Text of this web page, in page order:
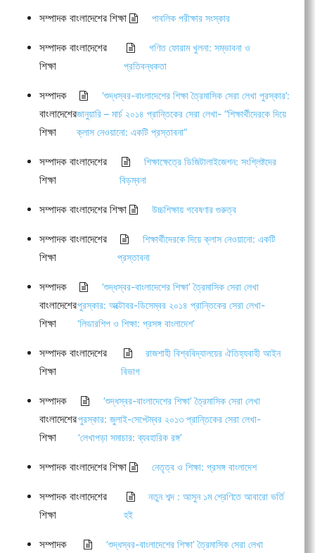
সম্পাদক বাংলাদেশের শিক্ষা পাবলিক পরীক্ষার সংস্কার
সম্পাদক বাংলাদেশের
শিক্ষা
গণিত ফোরাম খুলনা: সম্ভাবনা ও
প্রতিবন্ধকতা
সম্পাদক
বাংলাদেশের
শিক্ষা
‘শুদ্ধস্বর-বাংলাদেশের শিক্ষা ত্রৈমাসিক সেরা লেখা পুরস্কার’:
জানুয়ারি – মার্চ ২০১৪ প্রান্তিকের সেরা লেখা- “শিক্ষার্থীদেরকে দিয়ে
ক্লাস নেওয়ানো: একটি প্রস্তাবনা”
সম্পাদক বাংলাদেশের
শিক্ষা
শিক্ষাক্ষেত্রে ডিজিটালাইজেশন: সংশ্লিষ্টদের
বিড়ম্বনা
সম্পাদক বাংলাদেশের শিক্ষা উচ্চশিক্ষায় গবেষণার গুরুত্ব
সম্পাদক বাংলাদেশের
শিক্ষা
শিক্ষার্থীদেরকে দিয়ে ক্লাস নেওয়ানো: একটি
প্রস্তাবনা
সম্পাদক
বাংলাদেশের
শিক্ষা
‘শুদ্ধস্বর-বাংলাদেশের শিক্ষা’ ত্রৈমাসিক সেরা লেখা
পুরস্কার: অক্টোবর-ডিসেম্বর ২০১৪ প্রান্তিকের সেরা লেখা-
‘লিডারশিপ ও শিক্ষা: প্রসঙ্গ বাংলাদেশ’
সম্পাদক বাংলাদেশের
শিক্ষা
রাজশাহী বিশ্ববিদ্যালয়ের ঐতিহ্যবাহী আইন
বিভাগ
সম্পাদক
বাংলাদেশের
শিক্ষা
‘শুদ্ধস্বর-বাংলাদেশের শিক্ষা’ ত্রৈমাসিক সেরা লেখা
পুরস্কার: জুলাই-সেপ্টেম্বর ২০১৩ প্রান্তিকের সেরা লেখা-
‘লেখাপড়া সমাচার: ব্যবহারিক রঙ্গ’
সম্পাদক বাংলাদেশের শিক্ষা নেতৃত্ব ও শিক্ষা: প্রসঙ্গ বাংলাদেশ
সম্পাদক বাংলাদেশের
শিক্ষা
নতুন শব্দ : আসুন ১ম শ্রেণিতে আবারো ভর্তি
হই
সম্পাদক
‘শুদ্ধস্বর-বাংলাদেশের শিক্ষা’ ত্রৈমাসিক সেরা লেখা